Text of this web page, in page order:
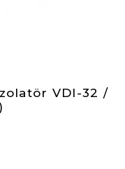
VDI-32 /